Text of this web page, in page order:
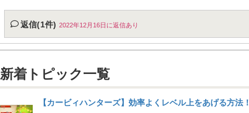
返信(1件) 2022年12月16日に返信あり
新着トピック一覧
【カービィハンターズ】効率よくレベル上をあげる方法！